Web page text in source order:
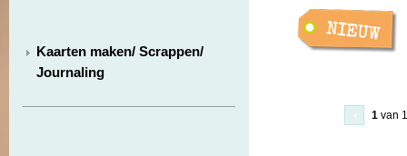
Kaarten maken/ Scrappen/
Journaling
1van 1